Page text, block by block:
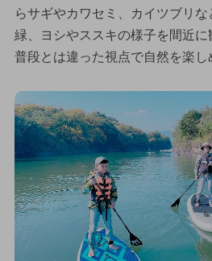
らサギやカワセミ、カイツブリ
緑、ヨシやススキの様子を間近に
普段とは違った視点で自然を楽し